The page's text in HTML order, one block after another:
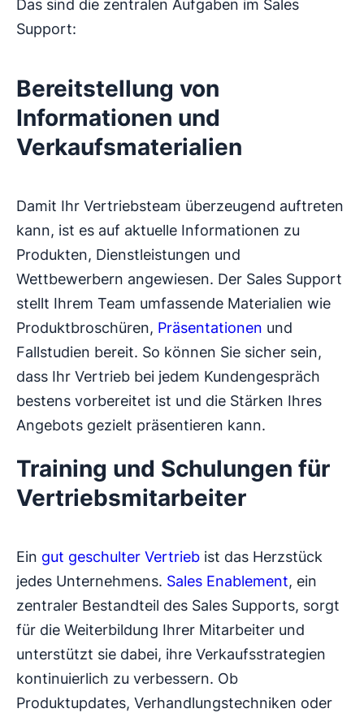
Das sind die zentralen Aufgaben im Sales
Support:
Bereitstellung von
Informationen und
Verkaufsmaterialien
Damit Ihr Vertriebsteam überzeugend auftreten
kann, ist es auf aktuelle Informationen zu
Produkten, Dienstleistungen und
Wettbewerbern angewiesen. Der Sales Support
stellt Ihrem Team umfassende Materialien wie
Produktbroschüren, Präsentationen und
Fallstudien bereit. So können Sie sicher sein,
dass Ihr Vertrieb bei jedem Kundengespräch
bestens vorbereitet ist und die Stärken Ihres
Angebots gezielt präsentieren kann.
Training und Schulungen für
Vertriebsmitarbeiter
Ein gut geschulter Vertrieb ist das Herzstück
jedes Unternehmens. Sales Enablement, ein
zentraler Bestandteil des Sales Supports, sorgt
für die Weiterbildung Ihrer Mitarbeiter und
unterstützt sie dabei, ihre Verkaufsstrategien
kontinuierlich zu verbessern. Ob
Produktupdates, Verhandlungstechniken oder